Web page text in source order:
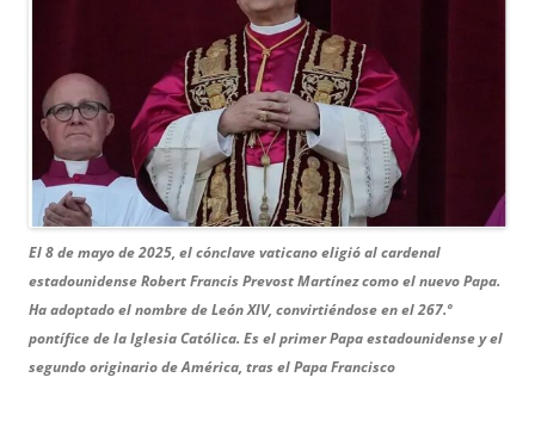
El 8 de mayo de 2025, el cónclave vaticano eligió al cardenal
estadounidense Robert Francis Prevost Martínez como el nuevo Papa.
Ha adoptado el nombre de León XIV, convirtiéndose en el 267.º
pontífice de la Iglesia Católica. Es el primer Papa estadounidense y el
segundo originario de América, tras el Papa Francisco